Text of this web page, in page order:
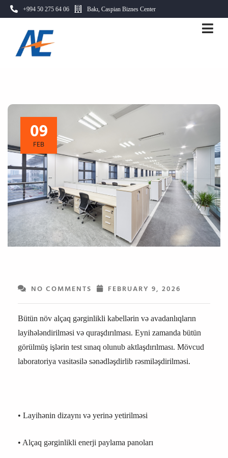
+994 50 275 64 06 Bakı, Caspian Biznes Center
09
FEB
NO COMMENTS FEBRUARY 9, 2026
Bütün növ alçaq gərginlikli kabellərin və avadanlıqların
layihələndirilməsi və quraşdırılması. Eyni zamanda bütün
görülmüş işlərin test sınaq olunub aktlaşdırılması. Mövcud
laboratoriya vasitəsilə sənədləşdirlib rəsmiləşdirilməsi.
• Layihənin dizaynı və yerinə yetirilməsi
• Alçaq gərginlikli enerji paylama panoları